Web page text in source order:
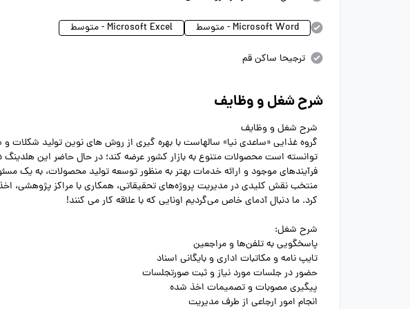
Microsoft Word - متوسط Microsoft Excel - متوسط
ترجیحا ساکن قم
شرح شغل و وظایف
شرح شغل و وظایف
گروه غذایی «ساعدی نیا» سالهاست با بهره گیری از روش های نوین تولید شکلات
توانسته است محصولات متنوع به بازار کشور عرضه کند؛ در حال حاضر این
فرآیندهای موجود و ارائه خدمات بهتر به منظور توسعه تولید محصولات، به یک
منتخب نقش کلیدی در مدیریت پروژه‌های تحقیقاتی، همکاری با مراکز پژوهشی،
کرد. ما دنبال آدمای خاص می‌گردیم اونایی که با علاقه کار می کنند!
شرح شغل:
پاسخگویی به تلفن‌ها و مراجعین
تایپ نامه و مکاتبات اداری و بایگانی اسناد
حضور در جلسات مورد نیاز و ثبت صورتجلسات
پیگیری مصوبات و تصمیمات اخذ شده
انجام امور ارجاعی از طرف مدیریت